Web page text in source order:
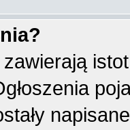
zawierają